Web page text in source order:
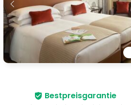
Bestpreisgarantie